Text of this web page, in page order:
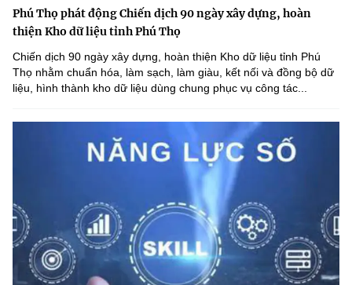
Phú Thọ phát động Chiến dịch 90 ngày xây dựng, hoàn
thiện Kho dữ liệu tỉnh Phú Thọ
Chiến dịch 90 ngày xây dựng, hoàn thiện Kho dữ liệu tỉnh Phú
Thọ nhằm chuẩn hóa, làm sạch, làm giàu, kết nối và đồng bộ dữ
liệu, hình thành kho dữ liệu dùng chung phục vụ công tác...